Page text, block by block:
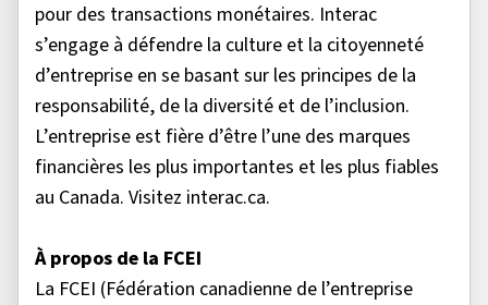
pour des transactions monétaires. Interac
s’engage à défendre la culture et la citoyenneté
d’entreprise en se basant sur les principes de la
responsabilité, de la diversité et de l’inclusion.
L’entreprise est fière d’être l’une des marques
financières les plus importantes et les plus fiables
au Canada. Visitez interac.ca.
À propos de la FCEI
La FCEI (Fédération canadienne de l’entreprise